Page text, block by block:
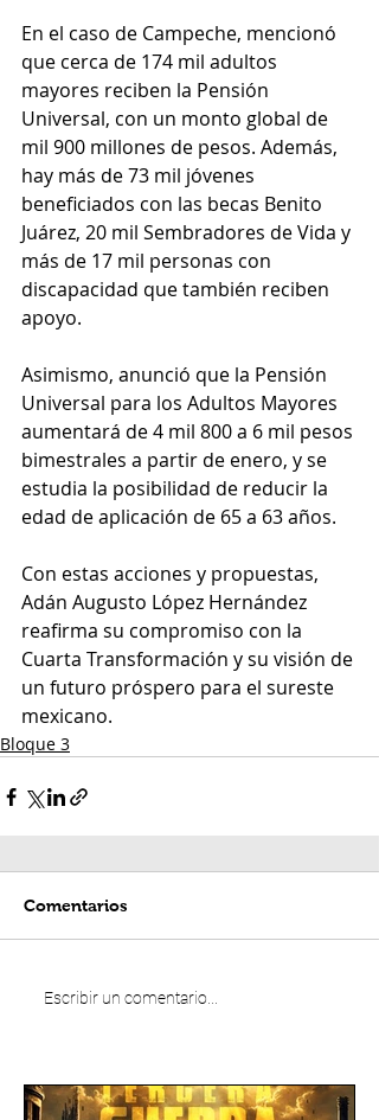
En el caso de Campeche, mencionó
que cerca de 174 mil adultos
mayores reciben la Pensión
Universal, con un monto global de
mil 900 millones de pesos. Además,
hay más de 73 mil jóvenes
beneficiados con las becas Benito
Juárez, 20 mil Sembradores de Vida y
más de 17 mil personas con
discapacidad que también reciben
apoyo.
Asimismo, anunció que la Pensión
Universal para los Adultos Mayores
aumentará de 4 mil 800 a 6 mil pesos
bimestrales a partir de enero, y se
estudia la posibilidad de reducir la
edad de aplicación de 65 a 63 años.
Con estas acciones y propuestas,
Adán Augusto López Hernández
reafirma su compromiso con la
Cuarta Transformación y su visión de
un futuro próspero para el sureste
mexicano.
Bloque 3
Comentarios
Escribir un comentario...